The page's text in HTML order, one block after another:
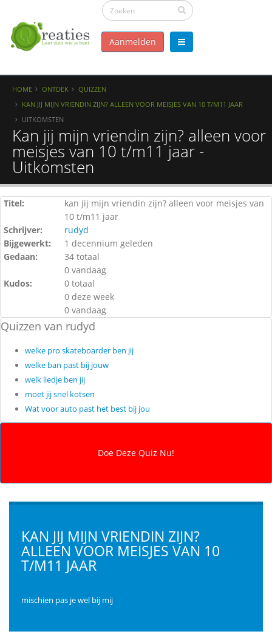
Aanmelden
HOME ONTDEK
QUIZZEN
KAN JIJ MIJN VRIENDIN ZIJN? ALLEEN VOOR MEISJES VAN 10 T/M11 JAAR
UITKOMSTEN
Kan jij mijn vriendin zijn? alleen voor
meisjes van 10 t/m11 jaar -
Uitkomsten
Titel:
kan jij mijn vriendin zijn? alleen voor meisjes van
10 t/m11 jaar
Schrijver:
rudyd
Bijgewerkt:
1 decennium geleden
Gedaan:
34 totaal
0 vandaag
Kudos:
0 totaal
0 deze week
0 vandaag
Quizzen van rudyd
welke pro skateboarder ben jij
welke ban past bij jouw
welk liedje ben jij
moet jij snel kotsen
Wat voor auto past het best bij jou
KAN JIJ MIJN VRIENDIN ZIJN?
ALLEEN VOOR MEISJES VAN 10
T/M11 JAAR
mischien pas je wel bij mij